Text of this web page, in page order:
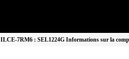
ILCE-7RM6 : SEL1224G Informations sur la